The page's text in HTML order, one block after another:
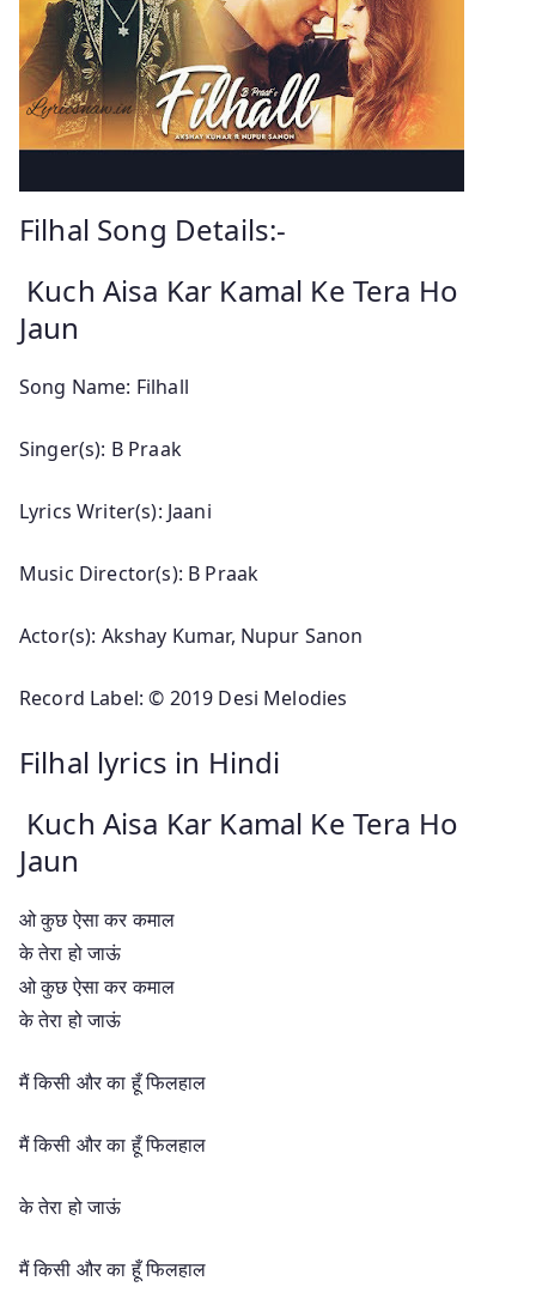
Filhal Song Details:-
Kuch Aisa Kar Kamal Ke Tera Ho
Jaun
Song Name: Filhall
Singer(s): B Praak
Lyrics Writer(s): Jaani
Music Director(s): B Praak
Actor(s): Akshay Kumar, Nupur Sanon
Record Label: © 2019 Desi Melodies
Filhal lyrics in Hindi
Kuch Aisa Kar Kamal Ke Tera Ho
Jaun
ओ कुछ ऐसा कर कमाल
के तेरा हो जाऊं
ओ कुछ ऐसा कर कमाल
के तेरा हो जाऊं
मैं किसी और का हूँ फिलहाल
मैं किसी और का हूँ फिलहाल
के तेरा हो जाऊं
मैं किसी और का हूँ फिलहाल